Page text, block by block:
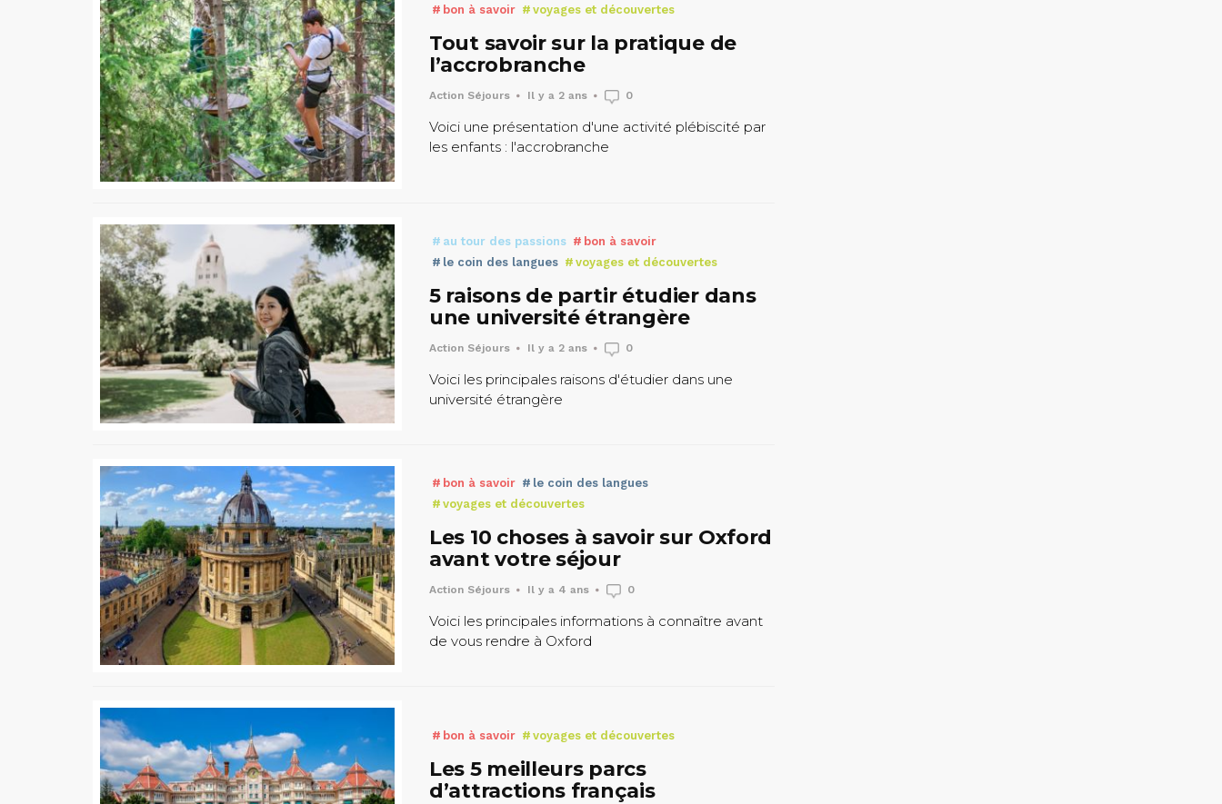
bon à savoir voyages et découvertes
Tout savoir sur la pratique de
l’accrobranche
Action Séjours Il y a 2 ans 0
Voici une présentation d'une activité plébiscité par
les enfants : l'accrobranche
au tour des passions
bon à savoir
le coin des langues
voyages et découvertes
5 raisons de partir étudier dans
une université étrangère
Action Séjours Il y a 2 ans 0
Voici les principales raisons d'étudier dans une
université étrangère
bon à savoir
le coin des langues
voyages et découvertes
Les 10 choses à savoir sur Oxford
avant votre séjour
Action Séjours Il y a 4 ans 0
Voici les principales informations à connaître avant
de vous rendre à Oxford
bon à savoir voyages et découvertes
Les 5 meilleurs parcs
d’attractions français